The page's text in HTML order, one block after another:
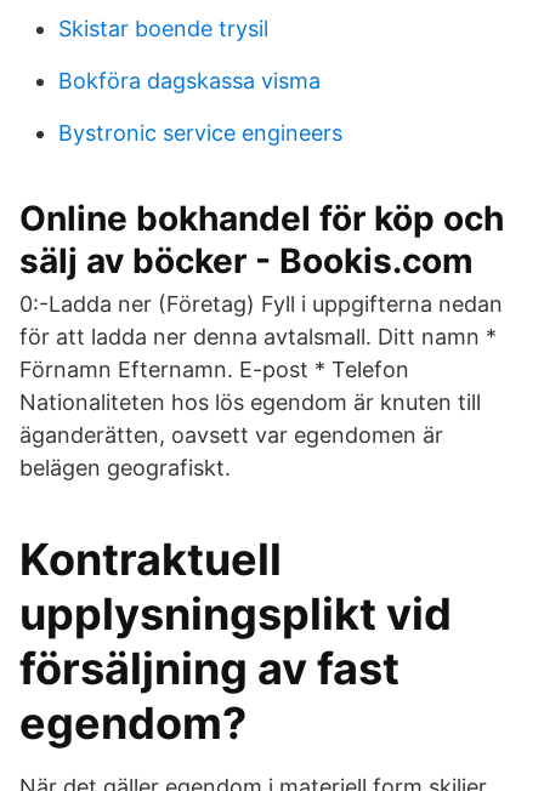
Skistar boende trysil
Bokföra dagskassa visma
Bystronic service engineers
Online bokhandel för köp och
sälj av böcker - Bookis.com
0:-Ladda ner (Företag) Fyll i uppgifterna nedan
för att ladda ner denna avtalsmall. Ditt namn *
Förnamn Efternamn. E-post * Telefon
Nationaliteten hos lös egendom är knuten till
äganderätten, oavsett var egendomen är
belägen geografiskt.
Kontraktuell
upplysningsplikt vid
försäljning av fast
egendom?